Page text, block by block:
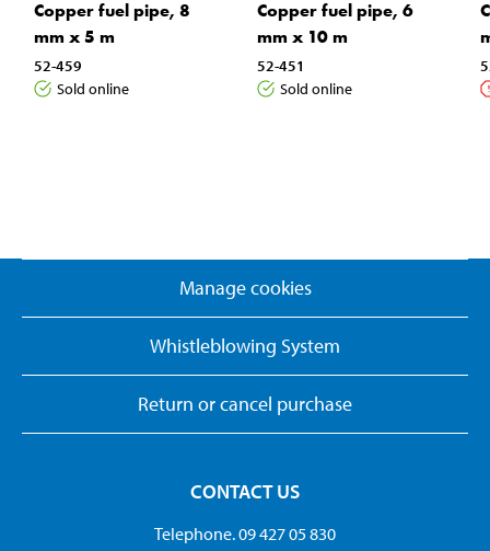
Copper fuel pipe, 8
mm x 5 m
52-459
Sold online
Copper fuel pipe, 6
mm x 10 m
52-451
Sold online
Manage cookies
Whistleblowing System
Return or cancel purchase
CONTACT US
Telephone. 09 427 05 830